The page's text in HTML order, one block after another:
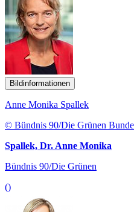
Bildinformationen
Anne Monika Spallek
© Bündnis 90/Die Grünen
Spallek, Dr. Anne Monika
Bündnis 90/Die Grünen
()